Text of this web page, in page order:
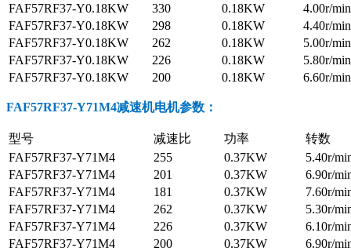
FAF57RF37-Y0.18KW
330 0.18KW
4.00r/min
FAF57RF37-Y0.18KW
298 0.18KW
4.40r/min
FAF57RF37-Y0.18KW
262 0.18KW
5.00r/min
FAF57RF37-Y0.18KW
226 0.18KW
5.80r/min
FAF57RF37-Y0.18KW
200 0.18KW 6.60r/min
FAF57RF37-Y71M4减速机电机参数 ：
型号 减速比 功率
转数
FAF57RF37-Y71M4
255 0.37KW
5.40r/
FAF57RF37-Y71M4
201 0.37KW
6.90r/
FAF57RF37-Y71M4
181 0.37KW
7.60r/
FAF57RF37-Y71M4
262 0.37KW
5.30r/
FAF57RF37-Y71M4
226 0.37KW
6.10r/
FAF57RF37-Y71M4
200 0.37KW
6.90r/